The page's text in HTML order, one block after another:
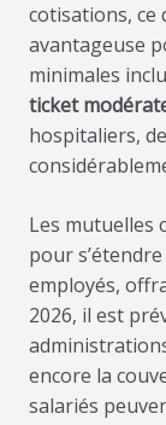
cotisations,
avantageuse
minimales
ticket
hospitaliers,
Les mutuelles
pour
employés,
2026, il est
encore la
salariés